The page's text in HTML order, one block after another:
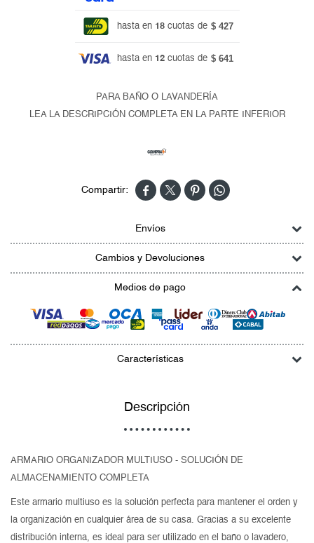
hasta en 18 cuotas de $ 427
hasta en 12 cuotas de $ 641
PARA BAÑO O LAVANDERÍA
LEA LA DESCRIPCIÓN COMPLETA EN LA PARTE INFERIOR
   
Envíos
Cambios y Devoluciones
Medios de pago
Características
Descripción
ARMARIO ORGANIZADOR MULTIUSO - SOLUCIÓN DE
ALMACENAMIENTO COMPLETA
Este armario multiuso es la solución perfecta para mantener el orden y
la organización en cualquier área de su casa. Gracias a su excelente
distribución interna, es ideal para ser utilizado en el baño o lavadero,